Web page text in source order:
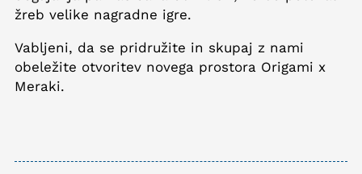
žreb velike nagradne igre.
Vabljeni, da se pridružite in skupaj z nami
obeležite otvoritev novega prostora Origami x
Meraki.